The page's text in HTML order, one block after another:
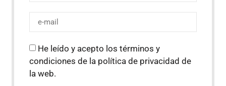
He leído y acepto los términos y
condiciones de la política de privacidad de
la web.